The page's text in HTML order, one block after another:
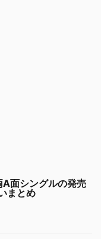
面シングルの発売
まとめ